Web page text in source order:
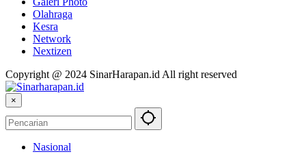
Olahraga
Kesra
Network
Nextizen
Copyright @ 2024 SinarHarapan.id All right reserved
×
Nasional